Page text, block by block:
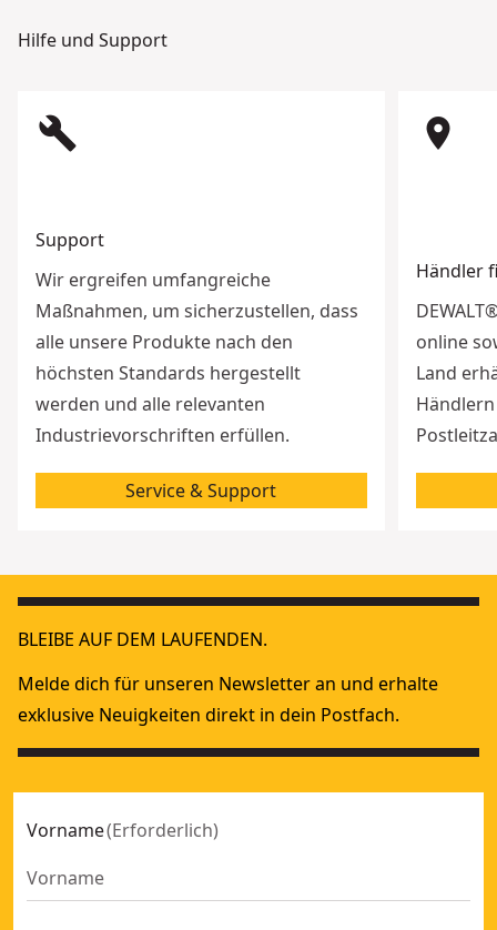
Hilfe und Support
build
Support
Wir ergreifen umfangreiche
Maßnahmen, um sicherzustellen, dass
alle unsere Produkte nach den
höchsten Standards hergestellt
werden und alle relevanten
Industrievorschriften erfüllen.
Service & Support
room
Händler
online
Land
BLEIBE AUF DEM LAUFENDEN.
Melde dich für unseren Newsletter an und erhalte
exklusive Neuigkeiten direkt in dein Postfach.
Vorname(Erforderlich)